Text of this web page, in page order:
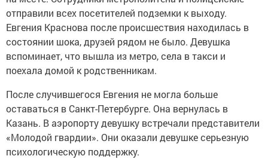
отправили всех посетителей подземки к выходу.
Евгения Краснова после происшествия находилась в
состоянии шока, друзей рядом не было. Девушка
вспоминает, что вышла из метро, села в такси и
поехала домой к родственникам.
После случившегося Евгения не могла больше
оставаться в Санкт-Петербурге. Она вернулась в
Казань. В аэропорту девушку встречали представители
«Молодой гвардии». Они оказали девушке серьезную
психологическую поддержку.